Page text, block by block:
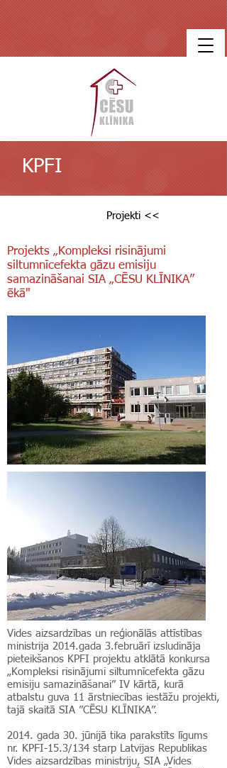
KPFI
Projekti <<
Projekts „Kompleksi risinājumi
siltumnīcefekta gāzu emisiju
samazināšanai SIA „CĒSU KLĪNIKA”
ēkā"
Vides aizsardzības un reģionālās attīstības
ministrija 2014.gada 3.februārī izsludināja
pieteikšanos KPFI projektu atklātā konkursa
„Kompleksi risinājumi siltumnīcefekta gāzu
emisiju samazināšanai” IV kārtā, kurā
atbalstu guva 11 ārstniecības iestāžu projekti,
tajā skaitā SIA ”CĒSU KLĪNIKA”.
2014. gada 30. jūnijā tika parakstīts līgums
nr. KPFI-15.3/134 starp Latvijas Republikas
Vides aizsardzības ministriju, SIA „Vides